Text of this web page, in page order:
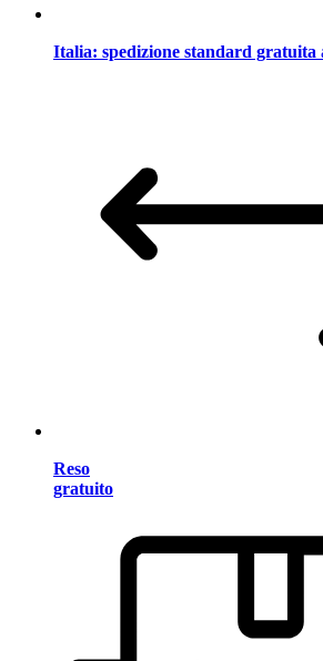
Italia: spedizione standard gratuita
Reso
gratuito